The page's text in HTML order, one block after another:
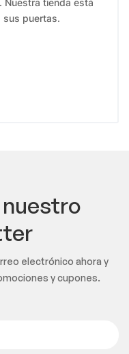
sus puertas.
electrónico ahora y
y cupones.